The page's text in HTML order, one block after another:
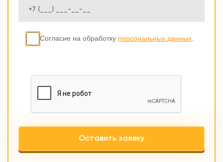
Согласие на обработку персональных данных.
Оставить заявку